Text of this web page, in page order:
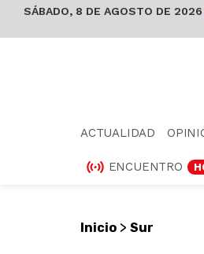
SÁBADO, 8 DE AGOSTO DE 2026
ACTUALIDAD
ENCUENTRO
Inicio > Sur